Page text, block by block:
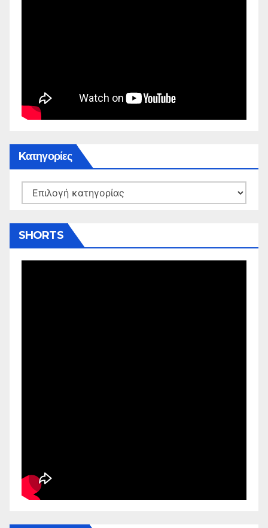
Kατηγορίες
Kατηγορίες
SHORTS